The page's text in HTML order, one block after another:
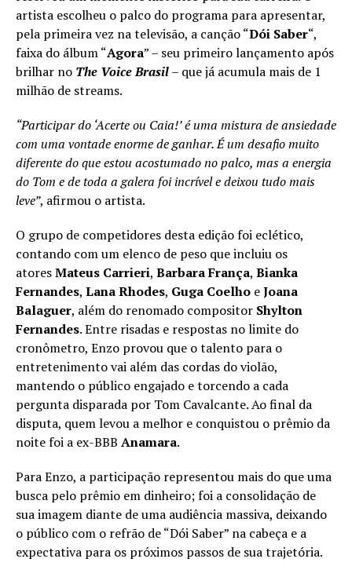
artista escolheu o palco do programa para apresentar,
pela primeira vez na televisão, a canção “Dói Saber“,
faixa do álbum “Agora” – seu primeiro lançamento após
brilhar no The Voice Brasil– que já acumula mais de 1
milhão de streams.
“Participar do ‘Acerte ou Caia!’ é uma mistura de ansiedade
com uma vontade enorme de ganhar. É um desafio muito
diferente do que estou acostumado no palco, mas a energia
do Tom e de toda a galera foi incrível e deixou tudo mais
leve”, afirmou o artista.
O grupo de competidores desta edição foi eclético,
contando com um elenco de peso que incluiu os
atoresMateus Carrieri, Barbara França, Bianka
Fernandes, Lana Rhodes, Guga Coelho eJoana
Balaguer, além do renomado compositor Shylton
Fernandes. Entre risadas e respostas no limite do
cronômetro, Enzo provou que o talento para o
entretenimento vai além das cordas do violão,
mantendo o público engajado e torcendo a cada
pergunta disparada por Tom Cavalcante. Ao final da
disputa, quem levou a melhor e conquistou o prêmio da
noite foi a ex-BBB Anamara.
Para Enzo, a participação representou mais do que uma
busca pelo prêmio em dinheiro; foi a consolidação de
sua imagem diante de uma audiência massiva, deixando
o público com o refrão de “Dói Saber” na cabeça e a
expectativa para os próximos passos de sua trajetória.